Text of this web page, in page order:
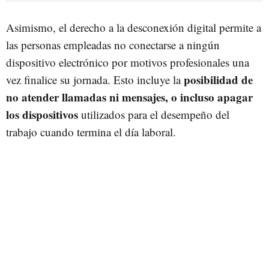
Asimismo, el derecho a la desconexión digital permite a
las personas empleadas no conectarse a ningún
dispositivo electrónico por motivos profesionales una
vez finalice su jornada. Esto incluye laposibilidad de
no atender llamadas ni mensajes, o incluso apagar
los dispositivos utilizados para el desempeño del
trabajo cuando termina el día laboral.